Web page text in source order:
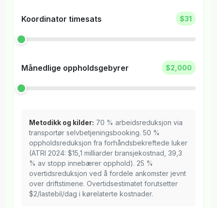
Koordinator timesats $31
Månedlige oppholdsgebyrer $2,000
Metodikk og kilder: 70 % arbeidsreduksjon via
transportør selvbetjeningsbooking. 50 %
oppholdsreduksjon fra forhåndsbekreftede luker
(ATRI 2024: $15,1 milliarder bransjekostnad, 39,3
% av stopp innebærer opphold). 25 %
overtidsreduksjon ved å fordele ankomster jevnt
over driftstimene. Overtidsestimatet forutsetter
$2/lastebil/dag i kørelaterte kostnader.